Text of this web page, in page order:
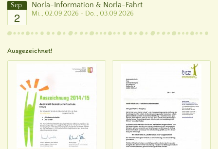
Sep.
2
Norla-Information & Norla-Fahrt
Mi.., 02.09.2026 - Do.., 03.09.2026
Ausgezeichnet!